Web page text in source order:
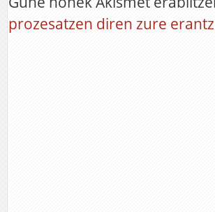
prozesatzen diren zure